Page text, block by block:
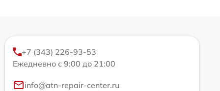
+7 (343) 226-93-53
Ежедневно с 9:00 до 21:00
info@atn-repair-center.ru